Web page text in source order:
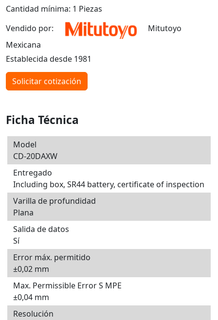
Cantidad mínima: 1 Piezas
Vendido por:
Mitutoyo
Mexicana
Establecida desde 1981
Solicitar cotización
Ficha Técnica
Model
CD-20DAXW
Entregado
Including box, SR44 battery, certificate of inspection
Varilla de profundidad
Plana
Salida de datos
Sí
Error máx. permitido
±0,02 mm
Max. Permissible Error S MPE
±0,04 mm
Resolución